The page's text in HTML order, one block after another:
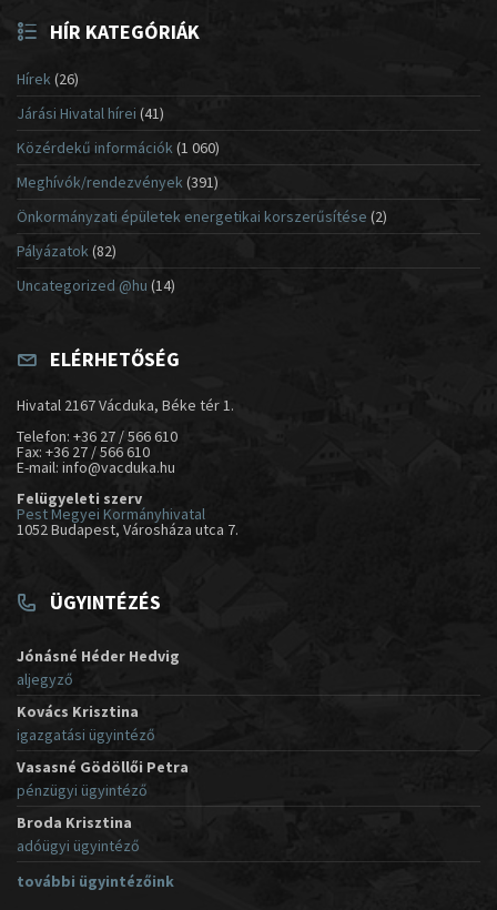
HÍR KATEGÓRIÁK
Hírek(26)
Járási Hivatal hírei (41)
Közérdekű információk(1 060)
Meghívók/rendezvények (391)
Önkormányzati épületek energetikai korszerűsítése (2)
Pályázatok (82)
Uncategorized @hu (14)
ELÉRHETŐSÉG
Hivatal 2167 Vácduka, Béke tér 1.
Telefon: +36 27 / 566 610
Fax: +36 27 / 566 610
E-mail: info@vacduka.hu
Felügyeleti szerv
Pest Megyei Kormányhivatal
1052 Budapest, Városháza utca 7.
ÜGYINTÉZÉS
Jónásné Héder Hedvig
aljegyző
Kovács Krisztina
igazgatási ügyintéző
Vasasné Gödöllői Petra
pénzügyi ügyintéző
Broda Krisztina
adóügyi ügyintéző
további ügyintézőink